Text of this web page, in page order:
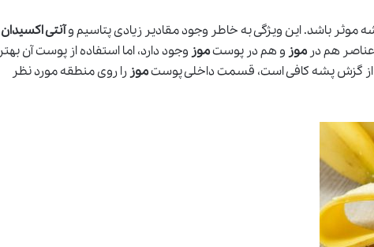
باشد. این ویژگی به خاطر وجود مقادیر زیادی پتاسیم وآنتی اکسیدان
هم درموز و هم در پوستموز وجود دارد، اما استفاده از پوست آن بهتر
از گزش پشه کافی است، قسمت داخلی پوستموز را روی منطقه مورد نظر